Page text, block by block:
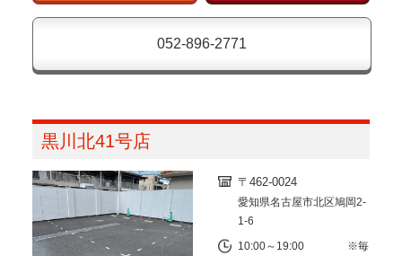
052-896-2771
黒川北41号店
〒462-0024
愛知県名古屋市北区鳩岡2-
1-6
10:00～19:00 ※毎